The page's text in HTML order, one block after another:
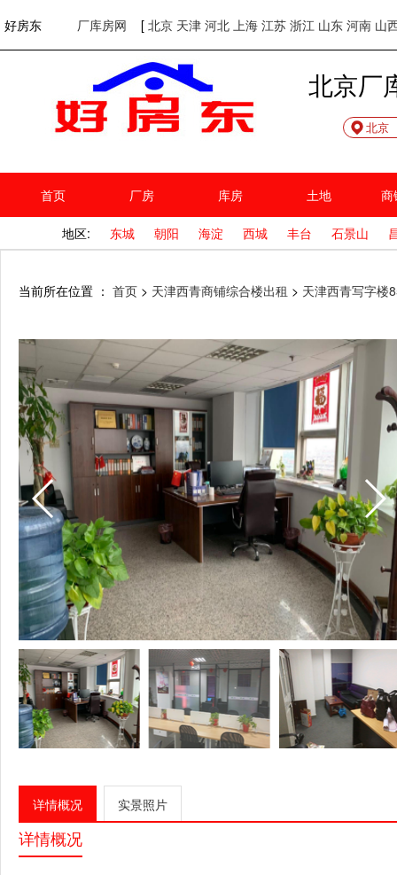
好房东 厂库房网 [ 北京 天津 河北 上海 江苏 浙江 山东 河南 山
欢迎访问好房东！网站首页
北京厂
北京
首页 厂房 库房 土地 商
地区: 东城 朝阳 海淀 西城 丰台 石景山
当前所在位置 ： 首页 > 天津西青商铺综合楼出租 > 天津西青写字楼
详情概况 实景照片
详情概况